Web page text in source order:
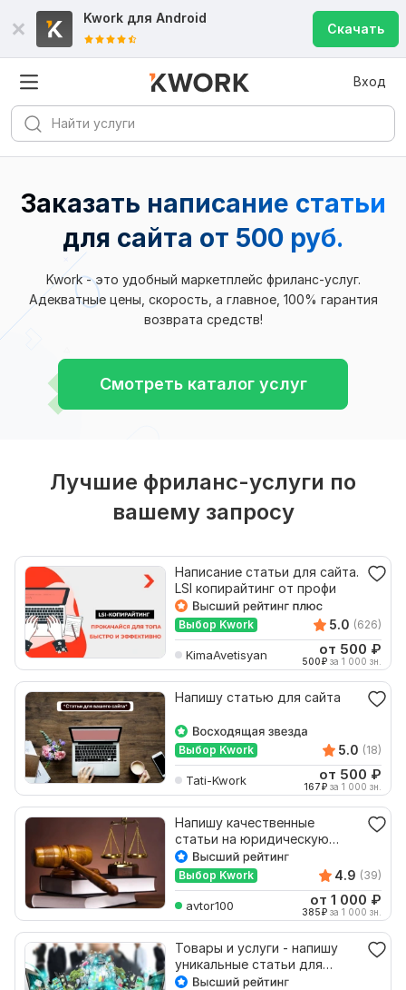
Kwork для Android
Скачать
Вход
Заказать написание статьи
для сайта от 500 руб.
Kwork - это удобный маркетплейс фриланс-услуг.
Адекватные цены, скорость, а главное, 100% гарантия
возврата средств!
Смотреть каталог услуг
Лучшие фриланс-услуги по
вашему запросу
Написание статьи для сайта.
LSI копирайтинг от профи
Выбор Kwork 5.0 (626)
KimaAvetisyan от 500 ₽
500₽ за 1 000 зн.
Напишу статью для сайта
Выбор Kwork 5.0 (18)
Tati-Kwork от 500 ₽
167₽ за 1 000 зн.
Напишу качественные
статьи на юридическую
тематику для Вашего сайта
Выбор Kwork 4.9 (39)
avtor100 от 1 000 ₽
385₽ за 1 000 зн.
Товары и услуги - напишу
уникальные статьи для
Вашего сайта